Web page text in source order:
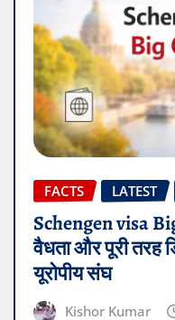
FACTS LATEST
Schengen visa
वैधता और पूरी तरह
यूरोपीय संघ
Kishor Kumar